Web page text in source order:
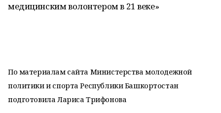
медицинским волонтером в 21 веке»
По материалам сайта Министерства молодежной
политики и спорта Республики Башкортостан
подготовила Лариса Трифонова